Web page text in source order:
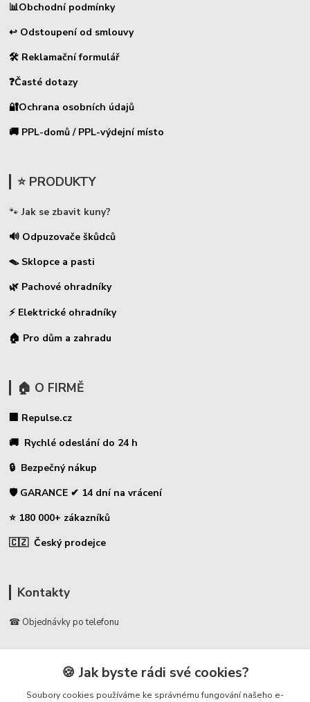
📊Obchodní podmínky
↩ Odstoupení od smlouvy
🛠 Reklamační formulář
❓Časté dotazy
🔐Ochrana osobních údajů
🚚 PPL-domů / PPL-výdejní místo
⭐ PRODUKTY
🐾 Jak se zbavit kuny?
🔊 Odpuzovače škůdců
🪤 Sklopce a pasti
🌿 Pachové ohradníky
⚡ Elektrické ohradníky
🏠 Pro dům a zahradu
🏠 O FIRMĚ
🏢 Repulse.cz
🚚 Rychlé odeslání do 24 h
🔒 Bezpečný nákup
🛡️ GARANCE ✔ 14 dní na vrácení
⭐ 180 000+ zákazníků
🇨🇿 Český prodejce
Kontakty
☎ Objednávky po telefonu
📞 728 007 997
⏰ Po - Pá | 7:00 - 13:30 |
🍪 Jak byste rádi své cookies?
Soubory cookies používáme ke správnému fungování našeho e-